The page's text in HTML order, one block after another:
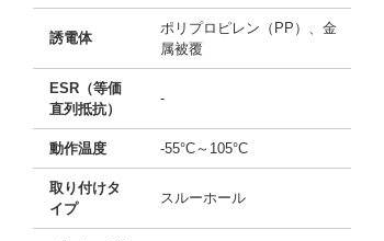
誘電体
ポリプロピレン（PP）、金
属被覆
ESR（等価
直列抵抗）
-
動作温度 -55°C～105°C
取り付けタ
イプ
スルーホール